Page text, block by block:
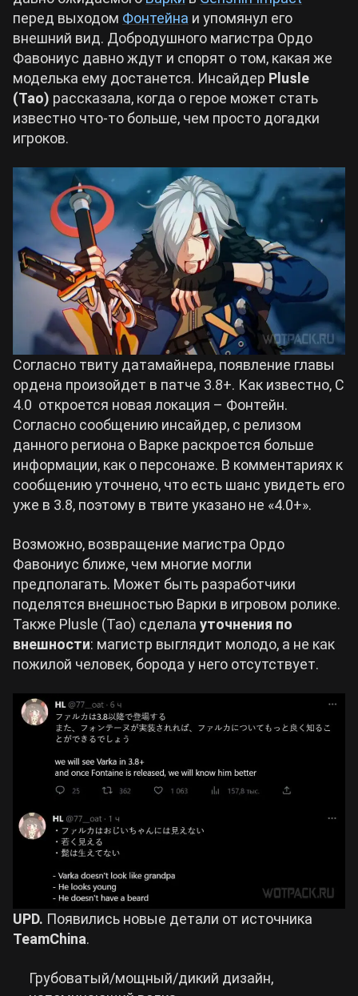
Crimson Desert
Zenless Zone Zero
Kingdom Come: Deliverance 2
Path of Exile 2
Wuthering Waves
Roblox
Hogwarts Legacy
Cyberpunk 2077
Все игры
Билды Arknights: Endfield
Билды Wuthering Waves
Билды Cyberpunk 2077
Билды Path of Exile 2
перед выходом Фонтейна и упомянул его
внешний вид. Добродушного магистра Ордо
Фавониус давно ждут и спорят о том, какая же
моделька ему достанется. Инсайдер Plusle
(Tao) рассказала, когда о герое может стать
известно что-то больше, чем просто догадки
игроков.
Согласно твиту датамайнера, появление главы
ордена произойдет в патче 3.8+. Как известно, С
4.0 откроется новая локация – Фонтейн.
Согласно сообщению инсайдер, с релизом
данного региона о Варке раскроется больше
информации, как о персонаже. В комментариях к
сообщению уточнено, что есть шанс увидеть его
уже в 3.8, поэтому в твите указано не «4.0+».
Возможно, возвращение магистра Ордо
Фавониус ближе, чем многие могли
предполагать. Может быть разработчики
поделятся внешностью Варки в игровом ролике.
Также Plusle (Tao) сделала уточнения по
внешности: магистр выглядит молодо, а не как
пожилой человек, борода у него отсутствует.
UPD. Появились новые детали от источника
TeamChina.
Грубоватый/мощный/дикий дизайн,